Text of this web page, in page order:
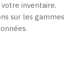
inventaire.
sur les gammes